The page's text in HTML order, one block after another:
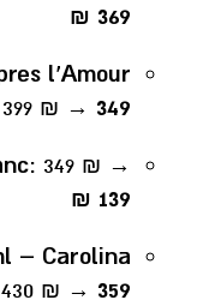
369 ₪
l’Amour
₪ → 349 ₪
: 349 ₪ →
139 ₪
– Carolina
₪ → 359 ₪